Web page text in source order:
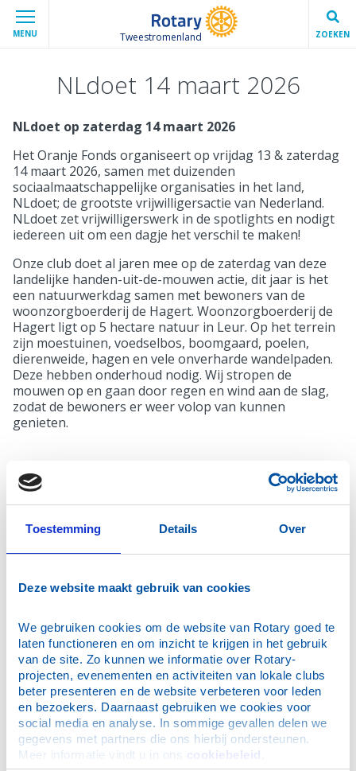
Toestemming Details Over
Deze website maakt gebruik van cookies
We gebruiken cookies om de website van Rotary goed te
laten functioneren en om inzicht te krijgen in het gebruik
van de site. Zo kunnen we informatie over Rotary-
projecten, evenementen en activiteiten van lokale clubs
beter presenteren en de website verbeteren voor leden
en bezoekers. Daarnaast gebruiken we cookies voor
social media en analyse. In sommige gevallen delen we
gegevens met partners die ons hierbij ondersteunen.
Meer informatie vindt u in ons cookiebeleid
MENU Tweestromenland ZOEKEN
NLdoet 14 maart 2026
NLdoet op zaterdag 14 maart 2026
Het Oranje Fonds organiseert op vrijdag 13 & zaterdag
14 maart 2026, samen met duizenden
sociaalmaatschappelijke organisaties in het land,
NLdoet; de grootste vrijwilligersactie van Nederland.
NLdoet zet vrijwilligerswerk in de spotlights en nodigt
iedereen uit om een dagje het verschil te maken!
Onze club doet al jaren mee op de zaterdag van deze
landelijke handen-uit-de-mouwen actie, dit jaar is het
een natuurwerkdag samen met bewoners van de
woonzorgboerderij de Hagert. Woonzorgboerderij de
Hagert ligt op 5 hectare natuur in Leur. Op het terrein
zijn moestuinen, voedselbos, boomgaard, poelen,
dierenweide, hagen en vele onverharde wandelpaden.
Deze hebben onderhoud nodig. Wij stropen de
mouwen op en gaan door regen en wind aan de slag,
zodat de bewoners er weer volop van kunnen
genieten.